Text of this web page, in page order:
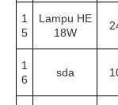
1
5
Lampu HE
18W
1
6
sda